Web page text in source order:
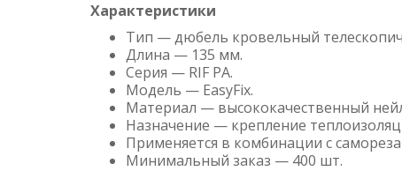
Характеристики
Тип — дюбель кровельный
Длина — 135 мм.
Серия — RIF PA.
Модель — EasyFix.
Материал — высококачественный
Назначение — крепление
Применяется в комбинации с
Минимальный заказ — 400 шт.